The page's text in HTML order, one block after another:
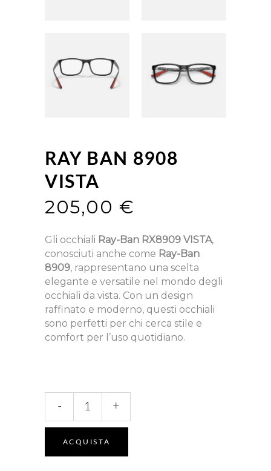
RAY BAN 8908
VISTA
205,00 €
Gli occhiali Ray-Ban RX8909 VISTA,
conosciuti anche come Ray-Ban
8909, rappresentano una scelta
elegante e versatile nel mondo degli
occhiali da vista. Con un design
raffinato e moderno, questi occhiali
sono perfetti per chi cerca stile e
comfort per l’uso quotidiano.
quantità
- +
ACQUISTA